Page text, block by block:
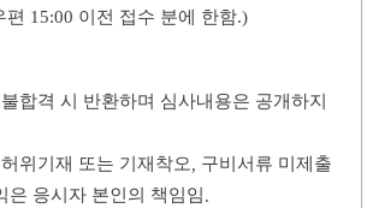
편 15:00 이전 접수 분에 한함.)
합격 시 반환하며 심사내용은 공개하지
위기재 또는 기재착오, 구비서류 미제출
은 응시자 본인의 책임임.